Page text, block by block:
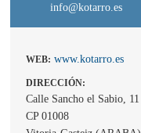
info@kotarro.es
WEB: www.kotarro.es
DIRECCIÓN:
Calle Sancho el Sabio, 11
CP 01008